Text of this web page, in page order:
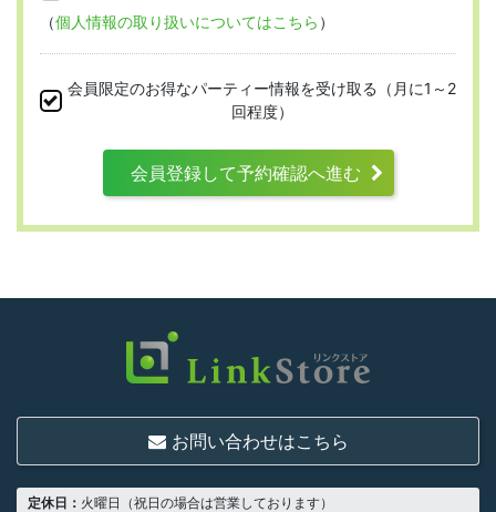
本規約は、すべての会員に適用され、登録手
ります。
第3条 （利用資格）
いものとします。
18歳以上の独身者であること
男性は収入があること
（個人情報の取り扱いについてはこちら ）
会員限定のお得なパーティー情報を受け取る（月に1～2
回程度）
会員登録して予約確認へ進む
お問い合わせはこちら
定休日： 火曜日（祝日の場合は営業しております）